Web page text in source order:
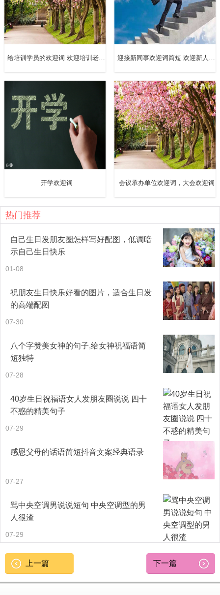
们提供了一次极好的学习交流机会。在此，我代表公司及全
体员工对各位表示最真挚的感谢和最热烈的欢迎！
100mw，一期工程装机容量49.5mw，一期工程共安装33台
单机容量1.5mw的金风风力发电机组，设计年发电量1亿
kwh。
作为这次盛会的东道主，我们真诚的欢迎所有参加这次会议
的领导、专家、同仁和朋友们。我们将以这次会议为契机，
认真学习借鉴各方面的先进经验，取长补短，开拓创新，不
断强化员工业务技能培训，建设一支业务精良、纪律严明、
思想高尚、作风过硬的四有员工队伍，为推动山西新能源良
性循环发展，为山西电力的长远发展建设，贡献一份力量！
让我们以此次会议为契机，以“xx精神”为动力，以作风建设
为抓手，有力推动科学发展、和谐发展，让“xx精神”开出绚丽
之花、让会议要旨结出丰硕成果！
最后，欢迎各位领导、专家多提宝贵意见。祝大家身体健
首先，我代表公司全体干部职工对各位领导、各位来宾光临
我公司是一个具有百年历史、在电网处于骨干地位的全国特
大型供电企业，承担着地区工农业生产和人民生活用电以及
向电网输电的任务。售电量302亿千瓦时，在全国排名前十
位。近年来，我公司通过深化企业内部改革和深入开展“上星
级、创一流”活动，安全生产水平和经济效益不断提高，公司
级命名为“三星级”供电企业，被国网公司命名为“全国一流供
电企业”。
开学欢迎词 会议承办单位欢迎词，大会欢迎词
热门推荐
自己生日发朋友圈怎样写好配图，低调暗
示自己生日快乐
01-08
祝朋友生日快乐好看的图片，适合生日发
的高端配图
07-30
八个字赞美女神的句子,给女神祝福语简
短独特
07-28
40岁生日祝福语女人发朋友圈说说 四十
不惑的精美句子
07-29
感恩父母的话语简短抖音文案经典语录
07-27
骂中央空调男说说短句 中央空调型的男
人很渣
07-29
上一篇 下一篇